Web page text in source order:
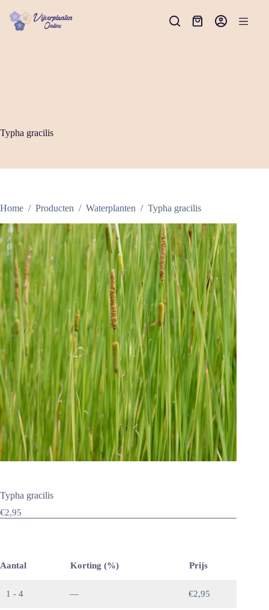
naar
Winkelwagen
Typha gracilis
Home / Producten / Waterplanten / Typha gracilis
Typha gracilis
€2,95
Aantal Korting (%) Prijs
1 - 4 — €2,95